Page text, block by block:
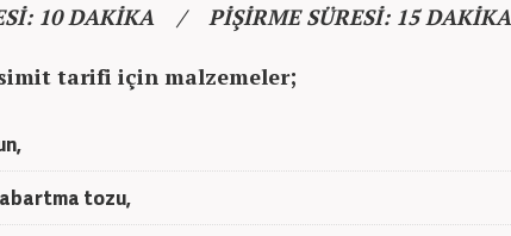
10 DAKİKA / PİŞİRME SÜRESİ: 15 DAKİKA
tarifi için malzemeler;
tozu,